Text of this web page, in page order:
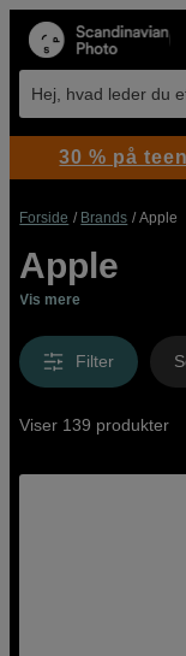
Hej, hvad leder du
Forside Brands Apple
Apple
Vis mere
Filter
Viser 139 produkter
30 % på